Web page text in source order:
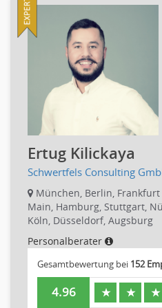
PR,
Produktmanagement
Strategisches Marketing
Vertriebsmarketing
Human Resources
Personal Leitung, Teamleitung
rec2rec
Recruiting, Personalmarketing
Referent
Justiziariat, Rechtsabteilung
Notar-, Justizfachangestellter,
Notariat
Richter, Justizbeamte
Analyst
Anlageberatung,
Asset-/Fonds-Management
Personaldienstleistungen
Pharmaindustrie
Telekommunikation
Textilien & Bekleidung
Transport & Logistik
Unternehmensberatung
Naturwissenschaften &
Ertug Kilickaya
Schwertfels Consulting
München, Berlin, Frankfurt
Main, Hamburg, Stuttgart,
Köln, Düsseldorf, Augsburg
Personalberater
Gesamtbewertung bei 152
4.96 ★ ★ ★